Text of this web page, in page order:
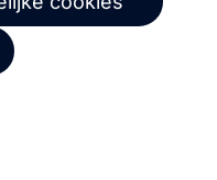
Privacybeleid